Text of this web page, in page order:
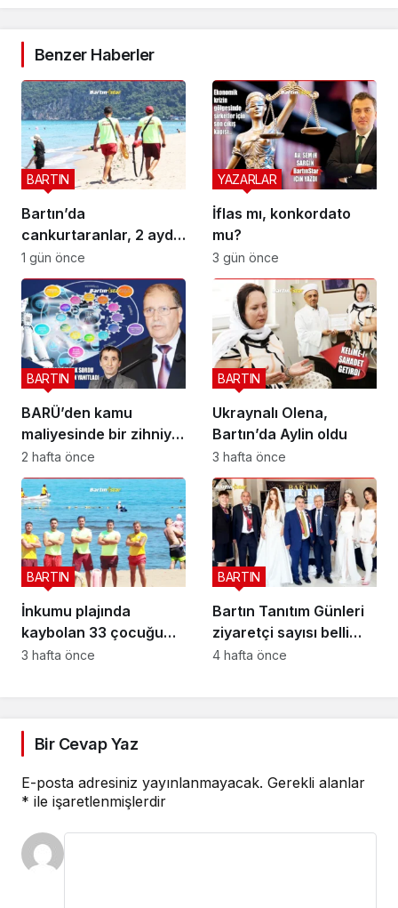
Benzer Haberler
Bartın’da
cankurtaranlar, 2 ayda
bakın kaç hayat
kurtardı?
BARTIN
1 gün önce
İflas mı, konkordato
mu?
YAZARLAR
3 gün önce
BARÜ’den kamu
maliyesinde bir zihniyet
devrimi; BİS-ALYS
BARTIN
2 hafta önce
Ukraynalı Olena,
Bartın’da Aylin oldu
BARTIN
3 hafta önce
İnkumu plajında
kaybolan 33 çocuğu
onlar buldu
BARTIN
3 hafta önce
Bartın Tanıtım Günleri
ziyaretçi sayısı belli
oldu
BARTIN
4 hafta önce
Bir Cevap Yaz
E-posta adresiniz yayınlanmayacak. Gerekli alanlar
* ile işaretlenmişlerdir